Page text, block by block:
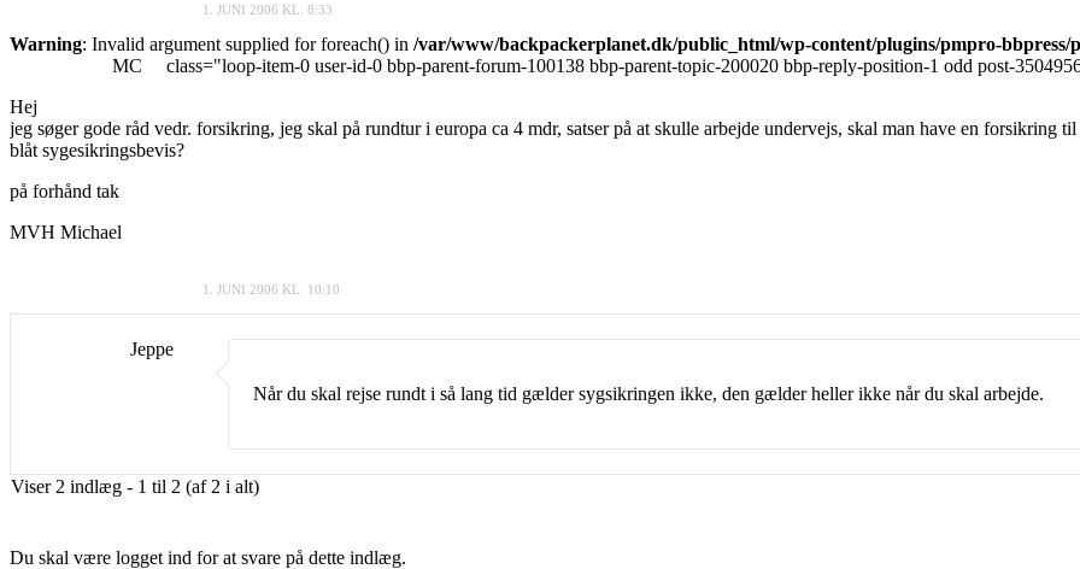
1. JUNI 2006 KL. 8:33
Warning: Invalid argument supplied for foreach() in /var/www/backpackerplanet.dk/public_html/wp-content/plugins/pmpro-bbpress/
class="loop-item-0 user-id-0 bbp-parent-forum-100138 bbp-parent-topic-200020 bbp-reply-position-1 odd post-
MC
Hej
jeg søger gode råd vedr. forsikring, jeg skal på rundtur i europa ca 4 mdr, satser på at skulle arbejde undervejs, skal man have en forsikring
blåt sygesikringsbevis?
på forhånd tak
MVH Michael
1. JUNI 2006 KL. 10:10
Jeppe
Når du skal rejse rundt i så lang tid gælder sygsikringen ikke, den gælder heller ikke når du skal arbejde.
Viser 2 indlæg - 1 til 2 (af 2 i alt)
Du skal være logget ind for at svare på dette indlæg.